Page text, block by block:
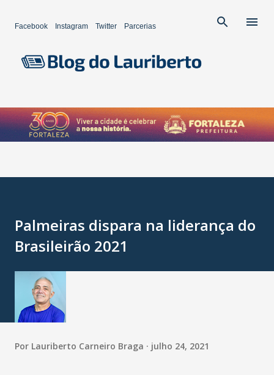
Facebook Instagram Twitter Parcerias
Palmeiras dispara na liderança do
Brasileirão 2021
Por Lauriberto Carneiro Braga julho 24, 2021